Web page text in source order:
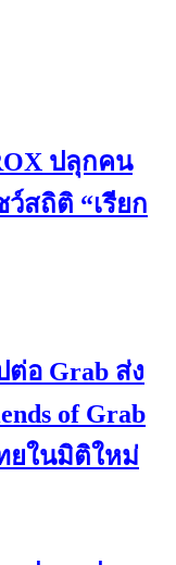
ปลุกคน
สถิติ “เรียก
อ Grab ส่ง
of Grab
ยในมิติใหม่